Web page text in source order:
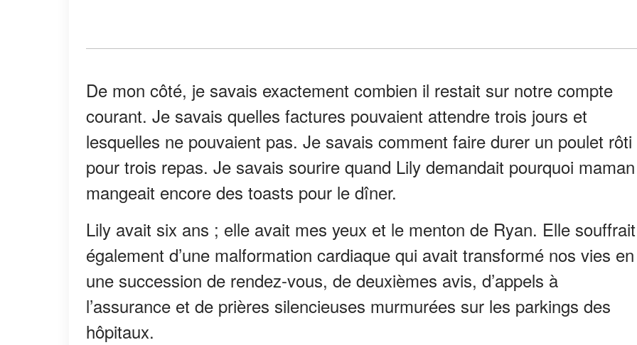
De mon côté, je savais exactement combien il restait sur notre compte
courant. Je savais quelles factures pouvaient attendre trois jours et
lesquelles ne pouvaient pas. Je savais comment faire durer un poulet rôti
pour trois repas. Je savais sourire quand Lily demandait pourquoi maman
mangeait encore des toasts pour le dîner.
Lily avait six ans ; elle avait mes yeux et le menton de Ryan. Elle souffrait
également d’une malformation cardiaque qui avait transformé nos vies en
une succession de rendez-vous, de deuxièmes avis, d’appels à
l’assurance et de prières silencieuses murmurées sur les parkings des
hôpitaux.